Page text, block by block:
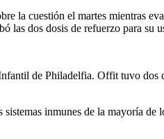
la cuestión el martes mientras
dos dosis de refuerzo para su
de Philadelfia. Offit tuvo dos
inmunes de la mayoría de